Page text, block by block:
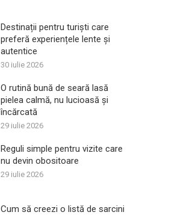
Destinații pentru turiști care
preferă experiențele lente și
autentice
30 iulie 2026
O rutină bună de seară lasă
pielea calmă, nu lucioasă și
încărcată
29 iulie 2026
Reguli simple pentru vizite care
nu devin obositoare
29 iulie 2026
Cum să creezi o listă de sarcini